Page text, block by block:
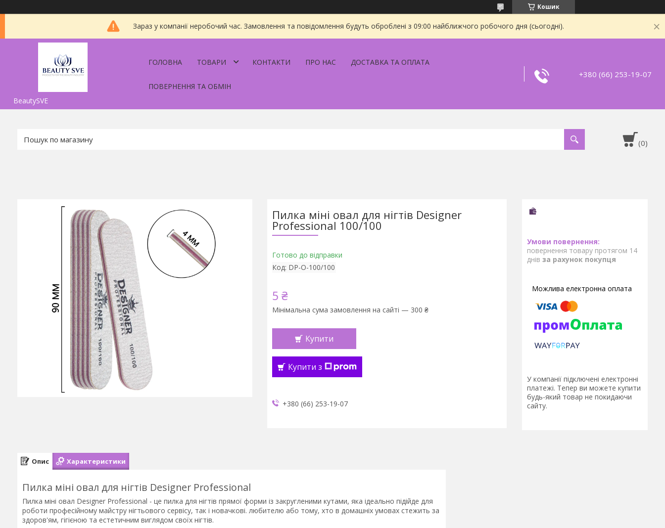
Кошик
Зараз у компанії неробочий час. Замовлення та повідомлення будуть оброблені з 09:00 найближчого робочого дня (сьогодні).
BeautySVE
ГОЛОВНА ТОВАРИ КОНТАКТИ ПРО НАС ДОСТАВКА ТА ОПЛАТА
ПОВЕРНЕННЯ ТА ОБМІН
+380 (66) 253-19-07
Пилка міні овал для нігтів Designer
Professional 100/100
Готово до відправки
Код: DP-O-100/100
5 ₴
Мінімальна сума замовлення на сайті — 300 ₴
Купити
Купити з
+380 (66) 253-19-07
повернення товару протягом 14
днів за рахунок покупця
У компанії підключені електронні
платежі. Тепер ви можете купити
будь-який товар не покидаючи
сайту.
Опис Характеристики
Пилка міні овал для нігтів Designer Professional
Пилка міні овал Designer Professional - це пилка для нігтів прямої форми із закругленими кутами, яка ідеально підійде для
роботи професійному майстру нігтьового сервісу, так і новачкові. любителю або тому, хто в домашніх умовах стежить за
здоров'ям, гігієною та естетичним виглядом своїх нігтів.